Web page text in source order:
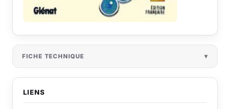
FICHE TECHNIQUE
LIENS